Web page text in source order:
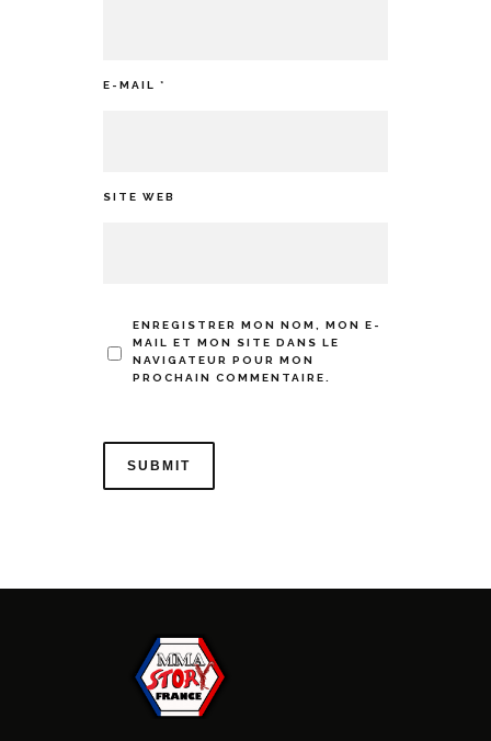
E-MAIL *
SITE WEB
ENREGISTRER MON NOM, MON E-
MAIL ET MON SITE DANS LE
NAVIGATEUR POUR MON
PROCHAIN COMMENTAIRE.